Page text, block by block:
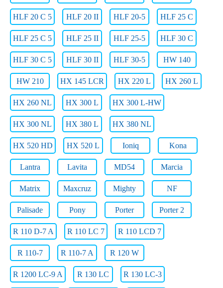
HLF 20 C 5 HLF 20 II HLF 20-5 HLF 25 C
HLF 25 C 5 HLF 25 II HLF 25-5 HLF 30 C
HLF 30 C 5 HLF 30 II HLF 30-5 HW 140
HW 210 HX 145 LCR HX 220 L HX 260 L
HX 260 NL HX 300 L HX 300 L-HW
HX 300 NL HX 380 L HX 380 NL
HX 520 HD HX 520 L Ioniq Kona
Lantra Lavita MD54 Marcia
Matrix Maxcruz Mighty NF
Palisade Pony Porter Porter 2
R 110 D-7 A R 110 LC 7 R 110 LCD 7
R 110-7 R 110-7 A R 120 W
R 1200 LC-9 A R 130 LC R 130 LC-3